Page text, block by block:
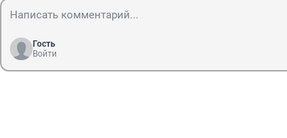
Гость
Войти